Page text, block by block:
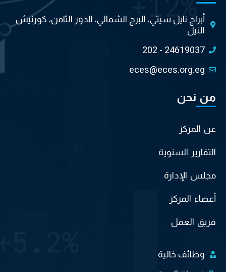
أبراج نايل سيتي، البرج الشمالي، الدور الثامن، كورنيش
النيل
202 - 24619037
eces@eces.org.eg
من نحن
عن المركز
التقارير السنوية
مجلس الإدارة
أعضاء المركز
فريق العمل
وظائف خالية